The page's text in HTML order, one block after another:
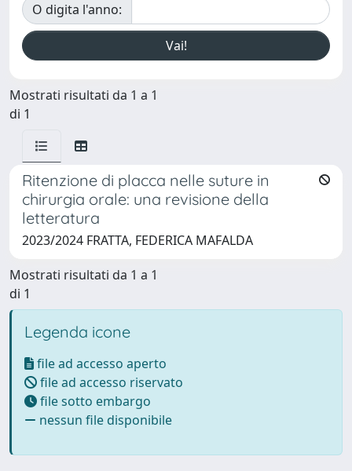
O digita l'anno:
Mostrati risultati da 1 a 1
di 1
Ritenzione di placca nelle suture in
chirurgia orale: una revisione della
letteratura
2023/2024 FRATTA, FEDERICA MAFALDA
Mostrati risultati da 1 a 1
di 1
Legenda icone
file ad accesso aperto
file ad accesso riservato
file sotto embargo
nessun file disponibile